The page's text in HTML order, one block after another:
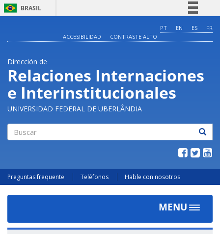
BRASIL
Comunica BR
Acesso à informação
Legislação
Canais
PT EN ES
FR
ACCESIBILIDAD
CONTRASTE ALTO
Dirección de
Relaciones Internaciones
e Interinstitucionales
UNIVERSIDAD FEDERAL DE UBERLÂNDIA
Preguntas frequente Teléfonos Hable con nosotros
MENU
Toggle